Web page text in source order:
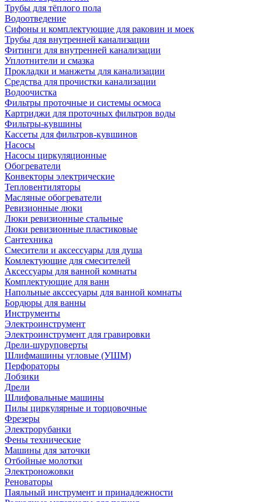
Трубы для тёплого пола
Водоотведение
Сифоны и комплектующие для раковин и моек
Трубы для внутренней канализации
Фитинги для внутренней канализации
Уплотнители и смазка
Прокладки и манжеты для канализации
Средства для прочистки канализации
Водоочистка
Фильтры проточные и системы осмоса
Картриджи для проточных фильтров воды
Фильтры-кувшины
Кассеты для фильтров-кувшинов
Насосы
Насосы циркуляционные
Обогреватели
Конвекторы электрические
Тепловентиляторы
Масляные обогреватели
Ревизионные люки
Люки ревизионные стальные
Люки ревизионные пластиковые
Сантехника
Смесители и аксессуары для душа
Комлектующие для смесителей
Аксессуары для ванной комнаты
Комплектующие для ванн
Напольные акссесуары для ванной комнаты
Бордюры для ванны
Инструменты
Электроинструмент
Электроинструмент для гравировки
Дрели-шуруповерты
Шлифмашины угловые (УШМ)
Перфораторы
Лобзики
Дрели
Шлифовальные машины
Пилы циркулярные и торцовочные
Фрезеры
Электрорубанки
Фены технические
Машины для заточки
Отбойные молотки
Электроножовки
Реноваторы
Паяльный инструмент и принадлежности